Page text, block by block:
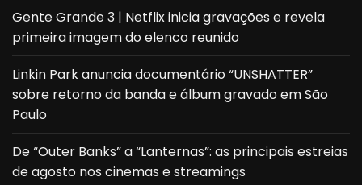
Gente Grande 3 | Netflix inicia gravações e revela
primeira imagem do elenco reunido
Linkin Park anuncia documentário “UNSHATTER”
sobre retorno da banda e álbum gravado em São
Paulo
De “Outer Banks” a “Lanternas”: as principais estreias
de agosto nos cinemas e streamings